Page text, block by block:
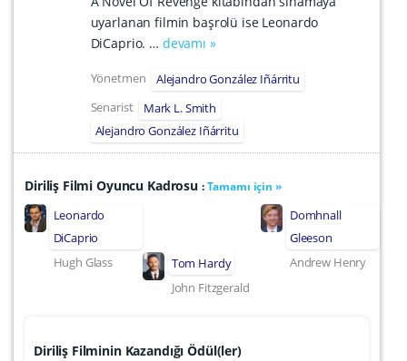
uyarlanan filmin başrolü ise Leonardo
DiCaprio. … devamı »
Yönetmen
Alejandro González Iñárritu
Senarist
Mark L. Smith
Alejandro González Iñárritu
Diriliş Filmi Oyuncu Kadrosu :Tamamı için »
Leonardo
DiCaprio
Hugh Glass
Tom Hardy
John Fitzgerald
Domhnall
Gleeson
Andrew Henry
Diriliş Filminin Kazandığı Ödül(ler)